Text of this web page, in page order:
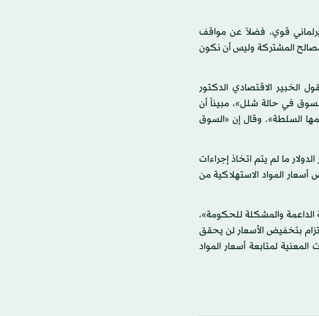
قوي، فضلاً عن مواقف
المشتركة وليس أن نكون
الخبير الاقتصادي الدكتور
في حالة شلل»، مبيناً أن
السلطة». وقال إن «السوق
ما لم يتم اتخاذ إجراءات
المواد الاستهلاكية من
والمشكلة للحكومة»،
بتخفيض الأسعار لن يحقق
لمتابعة أسعار المواد